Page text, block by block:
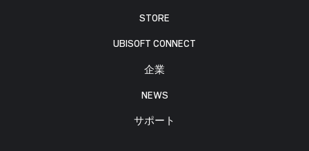
STORE
UBISOFT CONNECT
企業
NEWS
サポート